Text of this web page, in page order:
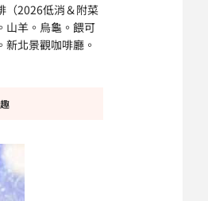
（2026低消＆附菜
山羊。烏龜。餵可
新北景觀咖啡廳。